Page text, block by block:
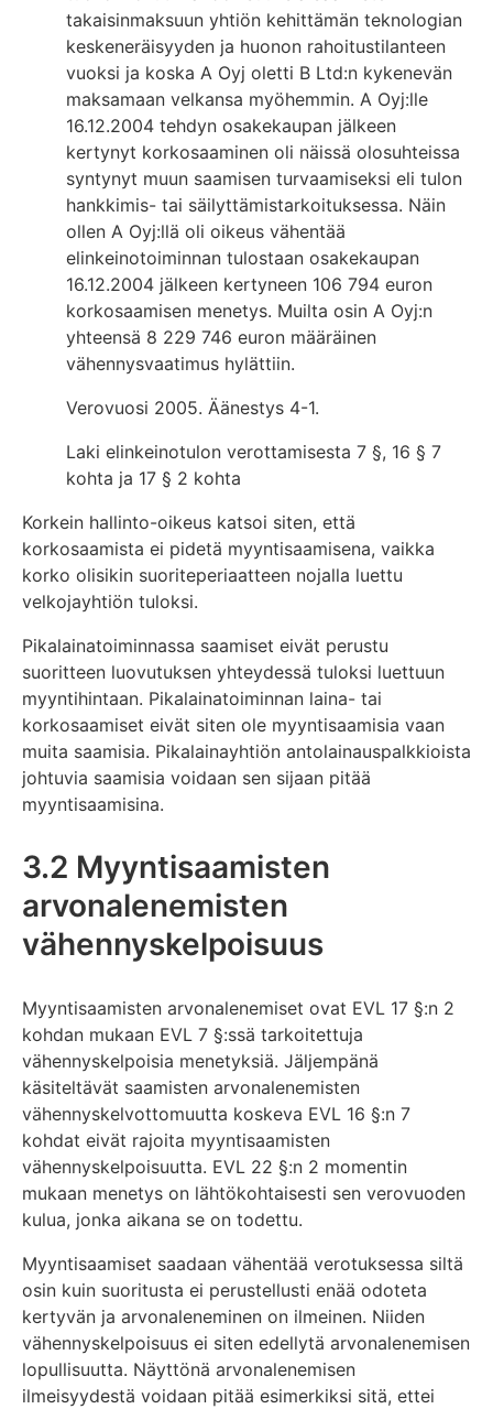
takaisinmaksuun yhtiön kehittämän teknologian
keskeneräisyyden ja huonon rahoitustilanteen
vuoksi ja koska A Oyj oletti B Ltd:n kykenevän
maksamaan velkansa myöhemmin. A Oyj:lle
16.12.2004 tehdyn osakekaupan jälkeen
kertynyt korkosaaminen oli näissä olosuhteissa
syntynyt muun saamisen turvaamiseksi eli tulon
hankkimis- tai säilyttämistarkoituksessa. Näin
ollen A Oyj:llä oli oikeus vähentää
elinkeinotoiminnan tulostaan osakekaupan
16.12.2004 jälkeen kertyneen 106 794 euron
korkosaamisen menetys. Muilta osin A Oyj:n
yhteensä 8 229 746 euron määräinen
vähennysvaatimus hylättiin.
Verovuosi 2005. Äänestys 4-1.
Laki elinkeinotulon verottamisesta 7 §, 16 § 7
kohta ja 17 § 2 kohta
Korkein hallinto-oikeus katsoi siten, että
korkosaamista ei pidetä myyntisaamisena, vaikka
korko olisikin suoriteperiaatteen nojalla luettu
velkojayhtiön tuloksi.
Pikalainatoiminnassa saamiset eivät perustu
suoritteen luovutuksen yhteydessä tuloksi luettuun
myyntihintaan. Pikalainatoiminnan laina- tai
korkosaamiset eivät siten ole myyntisaamisia vaan
muita saamisia. Pikalainayhtiön antolainauspalkkioista
johtuvia saamisia voidaan sen sijaan pitää
myyntisaamisina.
3.2 Myyntisaamisten
arvonalenemisten
vähennyskelpoisuus
Myyntisaamisten arvonalenemiset ovat EVL 17 §:n 2
kohdan mukaan EVL 7 §:ssä tarkoitettuja
vähennyskelpoisia menetyksiä. Jäljempänä
käsiteltävät saamisten arvonalenemisten
vähennyskelvottomuutta koskeva EVL 16 §:n 7
kohdat eivät rajoita myyntisaamisten
vähennyskelpoisuutta. EVL 22 §:n 2 momentin
mukaan menetys on lähtökohtaisesti sen verovuoden
kulua, jonka aikana se on todettu.
Myyntisaamiset saadaan vähentää verotuksessa siltä
osin kuin suoritusta ei perustellusti enää odoteta
kertyvän ja arvonaleneminen on ilmeinen. Niiden
vähennyskelpoisuus ei siten edellytä arvonalenemisen
lopullisuutta. Näyttönä arvonalenemisen
ilmeisyydestä voidaan pitää esimerkiksi sitä, ettei